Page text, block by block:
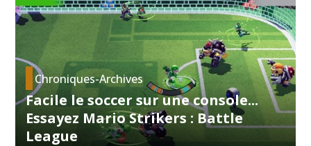
Chroniques-Archives
Facile le soccer sur une console...
Essayez Mario Strikers : Battle
League